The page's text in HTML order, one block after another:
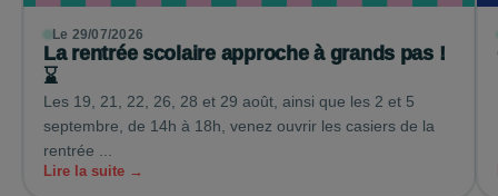
Le 29/07/2026
La rentrée scolaire approche à grands pas !
⌛
Les 19, 21, 22, 26, 28 et 29 août, ainsi que les 2 et 5
septembre, de 14h à 18h, venez ouvrir les casiers de la
rentrée ...
Lire la suite →